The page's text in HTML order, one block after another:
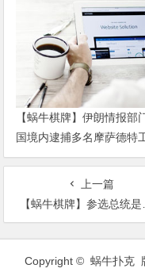
【蜗牛棋牌】伊朗情报部
国境内逮捕多名摩萨德特
上一篇
【蜗牛棋牌】参选总统是想给拜登捣乱？“侃爷”没否认
文
Copyright © 蜗牛扑克